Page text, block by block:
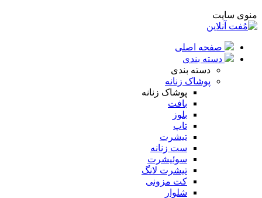
منوی سایت
صفحه اصلی
دسته بندی
دسته بندی
پوشاک زنانه
پوشاک زنانه
بافت
بلوز
تاپ
تیشرت
ست زنانه
سوئیشرت
تیشرت لانگ
کت مزونی
شلوار